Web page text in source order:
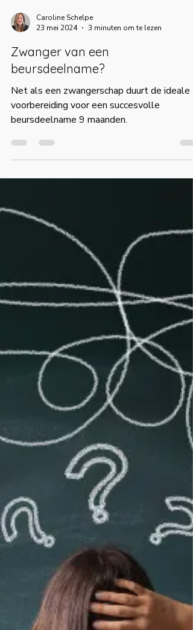
23 mei 2024
3 minuten om te lezen
Zwanger van een
beursdeelname?
Net als een zwangerschap duurt de ideale
beursdeelname 9 maanden.